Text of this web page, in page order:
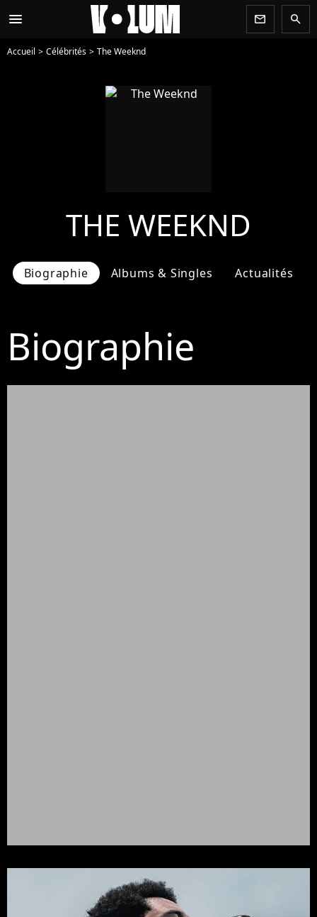
menu newsletter search
Accueil Célébrités The Weeknd
THE WEEKND
Biographie Albums & Singles Actualités
Biographie